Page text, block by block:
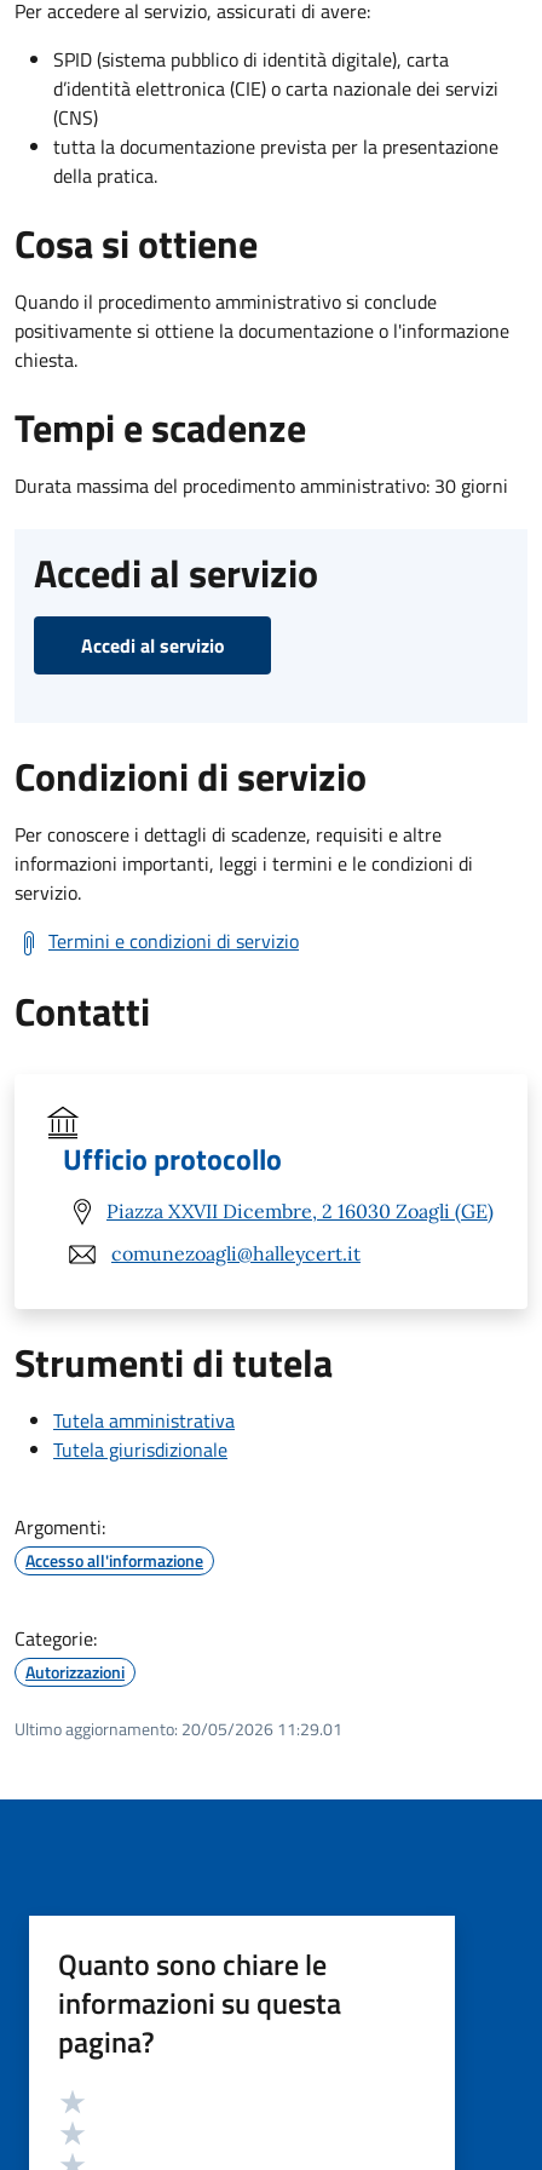
Per accedere al servizio, assicurati di avere:
SPID (sistema pubblico di identità digitale), carta
d’identità elettronica (CIE) o carta nazionale dei servizi
(CNS)
tutta la documentazione prevista per la presentazione
della pratica.
Cosa si ottiene
Quando il procedimento amministrativo si conclude
positivamente si ottiene la documentazione o l'informazione
chiesta.
Tempi e scadenze
Durata massima del procedimento amministrativo: 30 giorni
Accedi al servizio
Accedi al servizio
Condizioni di servizio
Per conoscere i dettagli di scadenze, requisiti e altre
informazioni importanti, leggi i termini e le condizioni di
servizio.
Termini e condizioni di servizio
Contatti
Ufficio protocollo
Piazza XXVII Dicembre, 2 16030 Zoagli (GE)
comunezoagli@halleycert.it
Strumenti di tutela
Tutela amministrativa
Tutela giurisdizionale
Argomenti:
Accesso all'informazione
Categorie:
Autorizzazioni
Ultimo aggiornamento: 20/05/2026 11:29.01
Quanto sono chiare le
informazioni su questa
pagina?
Valutazione